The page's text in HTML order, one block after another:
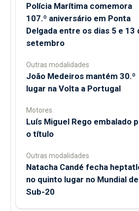
Polícia Marítima comemora
107.º aniversário em Ponta
Delgada entre os dias 5 e 13
setembro
Outras modalidades
João Medeiros mantém 30.º
lugar na Volta a Portugal
Motores
Luís Miguel Rego embalado
o título
Outras modalidades
Natacha Candé fecha
no quinto lugar no Mundial de
Sub-20